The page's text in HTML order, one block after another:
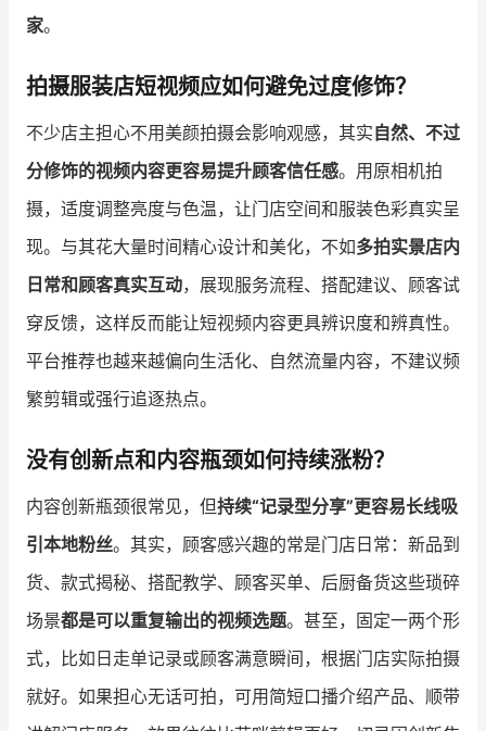
家。
拍摄服装店短视频应如何避免过度修饰？
不少店主担心不用美颜拍摄会影响观感，其实自然、不过
分修饰的视频内容更容易提升顾客信任感。用原相机拍
摄，适度调整亮度与色温，让门店空间和服装色彩真实呈
现。与其花大量时间精心设计和美化，不如多拍实景店内
日常和顾客真实互动，展现服务流程、搭配建议、顾客试
穿反馈，这样反而能让短视频内容更具辨识度和辨真性。
平台推荐也越来越偏向生活化、自然流量内容，不建议频
繁剪辑或强行追逐热点。
没有创新点和内容瓶颈如何持续涨粉？
内容创新瓶颈很常见，但持续“记录型分享”更容易长线吸
引本地粉丝。其实，顾客感兴趣的常是门店日常：新品到
货、款式揭秘、搭配教学、顾客买单、后厨备货这些琐碎
场景都是可以重复输出的视频选题。甚至，固定一两个形
式，比如日走单记录或顾客满意瞬间，根据门店实际拍摄
就好。如果担心无话可拍，可用简短口播介绍产品、顺带